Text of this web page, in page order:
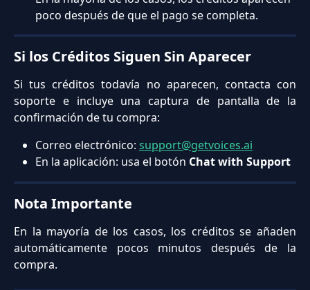
poco después de que el pago se completa.
Si los Créditos Siguen Sin Aparecer
Si tus créditos todavía no aparecen, contacta con
soporte e incluye una captura de pantalla de la
confirmación de tu compra:
Correo electrónico: support@getvoices.ai
En la aplicación: usa el botón Chat with Support
Nota Importante
En la mayoría de los casos, los créditos se añaden
automáticamente pocos minutos después de la
compra.